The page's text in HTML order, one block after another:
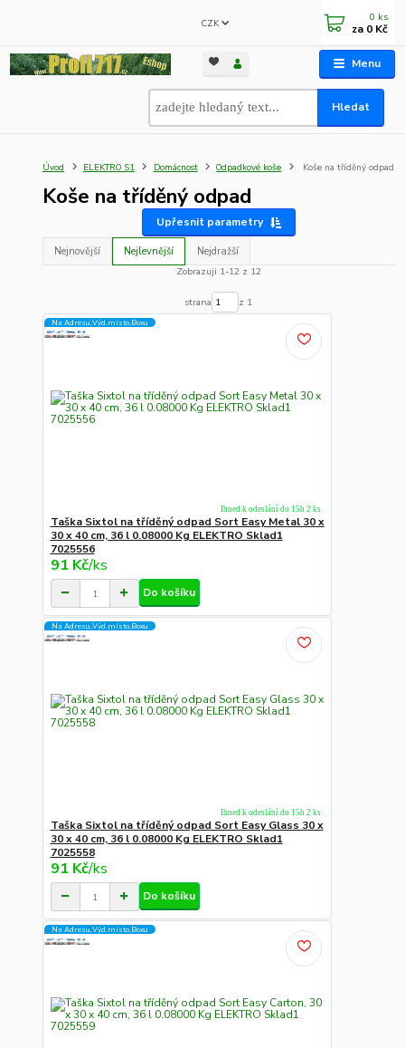
Menu
CZK
Hledat
0 ks
za 0 Kč
Úvod ELEKTRO S1 Domácnost Odpadkové koše Koše na tříděný odpad
Koše na tříděný odpad
Upřesnit parametry
Nejnovější Nejlevnější
Nejdražší
Zobrazuji 1-12 z 12
strana z 1
Na Adresu,Výd.místo,Boxu
Taška Sixtol na tříděný odpad Sort Easy Metal 30 x
30 x 40 cm, 36 l 0.08000 Kg ELEKTRO Sklad1
7025556
91 Kč/ks
Ihned k odeslání do 15h 2 ks
Do košíku
Na Adresu,Výd.místo,Boxu
Taška Sixtol na tříděný odpad Sort Easy Glass 30 x
30 x 40 cm, 36 l 0.08000 Kg ELEKTRO Sklad1
7025558
91 Kč/ks
Ihned k odeslání do 15h 2 ks
Do košíku
Na Adresu,Výd.místo,Boxu